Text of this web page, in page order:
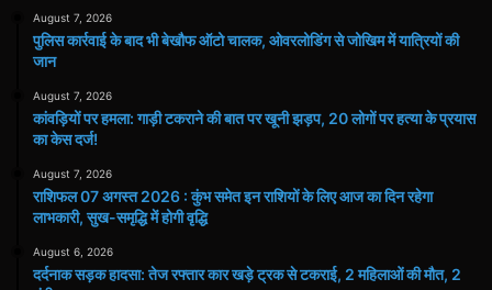
August 7, 2026
पुलिस कार्रवाई के बाद भी बेखौफ ऑटो चालक, ओवरलोडिंग से जोखिम में यात्रियों की
जान
August 7, 2026
कांवड़ियों पर हमला: गाड़ी टकराने की बात पर खूनी झड़प, 20 लोगों पर हत्या के प्रयास
का केस दर्ज!
August 7, 2026
राशिफल 07 अगस्त 2026 : कुंभ समेत इन राशियों के लिए आज का दिन रहेगा
लाभकारी, सुख-समृद्धि में होगी वृद्धि
August 6, 2026
दर्दनाक सड़क हादसा: तेज रफ्तार कार खड़े ट्रक से टकराई, 2 महिलाओं की मौत, 2